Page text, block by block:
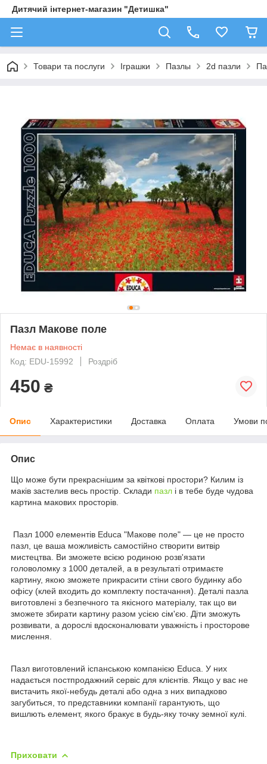
Дитячий інтернет-магазин "Детишка"
Товари та послуги Іграшки Пазлы 2d пазли
Пазл Макове поле
Немає в наявності
Код: EDU-15992
Роздріб
450 ₴
Опис Характеристики Доставка Оплата Умови
Опис
Що може бути прекраснішим за квіткові простори? Килим із
маків застелив весь простір. Склади пазл і в тебе буде чудова
картина макових просторів.
Пазл 1000 елементів Educa "Макове поле" — це не просто
пазл, це ваша можливість самостійно створити витвір
мистецтва. Ви зможете всією родиною розв'язати
головоломку з 1000 деталей, а в результаті отримаєте
картину, якою зможете прикрасити стіни свого будинку або
офісу (клей входить до комплекту постачання). Деталі пазла
виготовлені з безпечного та якісного матеріалу, так що ви
зможете збирати картину разом усією сім'єю. Діти зможуть
розвивати, а дорослі вдосконалювати уважність і просторове
мислення.
Пазл виготовлений іспанською компанією Educa. У них
надається постпродажний сервіс для клієнтів. Якщо у вас не
вистачить якої-небудь деталі або одна з них випадково
загубиться, то представники компанії гарантують, що
вишлють елемент, якого бракує в будь-яку точку земної кулі.
Приховати